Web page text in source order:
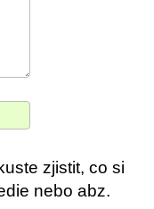
zjistit, co si
nebo abz.